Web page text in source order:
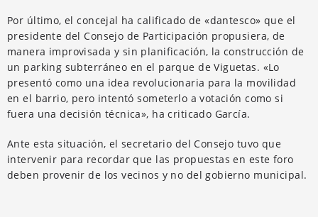
Por último, el concejal ha calificado de «dantesco» que el
presidente del Consejo de Participación propusiera, de
manera improvisada y sin planificación, la construcción de
un parking subterráneo en el parque de Viguetas. «Lo
presentó como una idea revolucionaria para la movilidad
en el barrio, pero intentó someterlo a votación como si
fuera una decisión técnica», ha criticado García.
Ante esta situación, el secretario del Consejo tuvo que
intervenir para recordar que las propuestas en este foro
deben provenir de los vecinos y no del gobierno municipal.